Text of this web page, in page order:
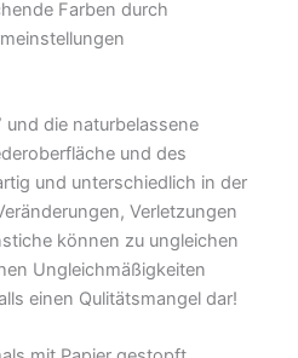
Farben durch
und die naturbelassene
und des
und unterschiedlich in der
Verletzungen
können zu ungleichen
Ungleichmäßigkeiten
einen Qulitätsmangel dar!